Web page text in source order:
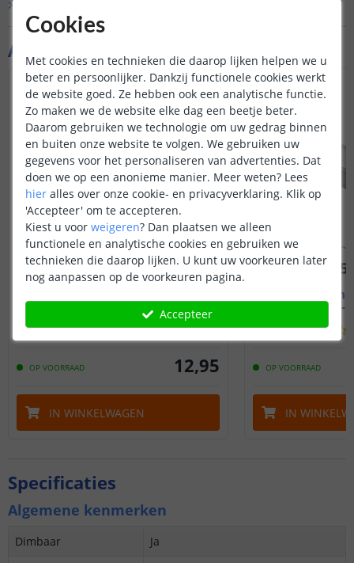
Aanvullende producten
Opbouw - smal en laag
(70 reviews)
OP VOORRAAD 12,95
IN WINKELWAGEN
2M -
Opbouw -
OP VOORRAAD
IN
buiten geplaatst
geval dient u ook
IP65/67 coating.
hoeft u niet te
gedeelte van de
Specificaties
Algemene kenmerken
Dimbaar
Ja
Cookies
Met cookies en technieken die daarop lijken helpen we u
beter en persoonlijker. Dankzij functionele cookies werkt
de website goed. Ze hebben ook een analytische functie.
Zo maken we de website elke dag een beetje beter.
Daarom gebruiken we technologie om uw gedrag binnen
en buiten onze website te volgen. We gebruiken uw
gegevens voor het personaliseren van advertenties. Dat
doen we op een anonieme manier. Meer weten? Lees
hier alles over onze cookie- en privacyverklaring. Klik op
'Accepteer' om te accepteren.
Kiest u voor weigeren? Dan plaatsen we alleen
functionele en analytische cookies en gebruiken we
technieken die daarop lijken. U kunt uw voorkeuren later
nog aanpassen op de voorkeuren pagina.
Accepteer